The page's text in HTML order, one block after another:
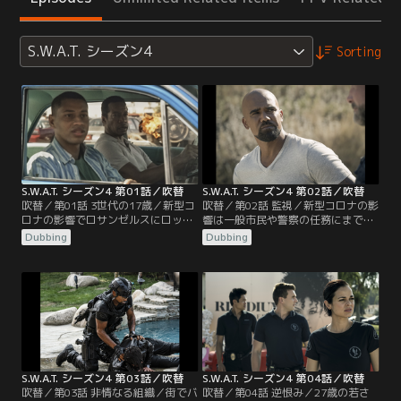
S.W.A.T. シーズン4 Sorting
S.W.A.T. シーズン4 第01話／吹替
吹替／第01話 3世代の17歳／新型コ
ロナの影響でロサンゼルスにロック
ダウンが迫る中、BLM（ブラック・
ライヴズ・マター）運動のデモ隊が
は1992年のロス暴動のことを思い出
しつつ、毎年開かれているロス暴動
の記念イベントに参加する。街では
血液バンクを狙った爆弾テロが発生
し、大勢の死傷者が出る。
Dubbing
S.W.A.T. シーズン4 第02話／吹替
吹替／第02話 監視／新型コロナの影
響は一般市民や警察の任務にまで及
んでいる。コロナ禍で困っている人
のためにコミュニティセンターの食
ルと再会する。タンは、自分の母が
いざこざに巻き込まれケガをしたと
連絡を受ける。そんな中、チェチェ
ン出身の犯罪組織のボス、ラデック
がLAに潜伏している可能性があると
分かり…。
Dubbing
S.W.A.T. シーズン4 第03話／吹替
吹替／第03話 非情なる組織／街でバ
S.W.A.T. シーズン4 第04話／吹替
吹替／第04話 逆恨み／27歳の若さ